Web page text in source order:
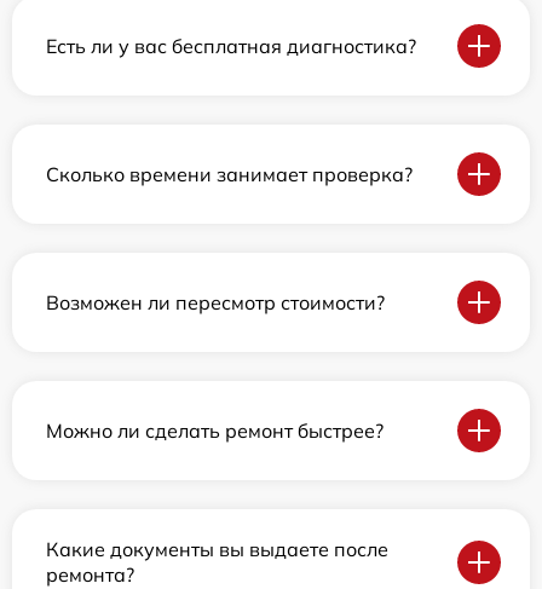
Есть ли у вас бесплатная диагностика?
Сколько времени занимает проверка?
Возможен ли пересмотр стоимости?
Можно ли сделать ремонт быстрее?
Какие документы вы выдаете после
ремонта?